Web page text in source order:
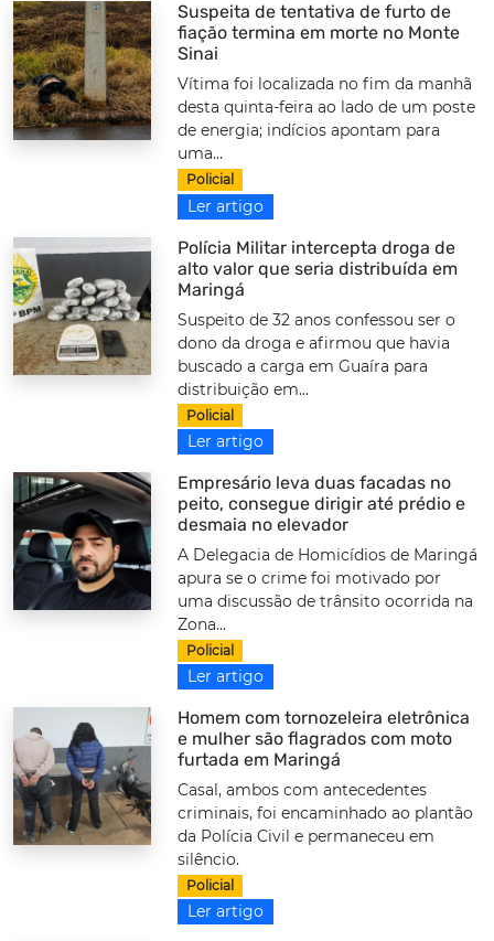
Suspeita de tentativa de furto de
fiação termina em morte no Monte
Sinai
Vítima foi localizada no fim da manhã
desta quinta-feira ao lado de um poste
de energia; indícios apontam para
uma...
Policial
Ler artigo
Polícia Militar intercepta droga de
alto valor que seria distribuída em
Maringá
Suspeito de 32 anos confessou ser o
dono da droga e afirmou que havia
buscado a carga em Guaíra para
distribuição em...
Policial
Ler artigo
Empresário leva duas facadas no
peito, consegue dirigir até prédio e
desmaia no elevador
A Delegacia de Homicídios de Maringá
apura se o crime foi motivado por
uma discussão de trânsito ocorrida na
Zona...
Policial
Ler artigo
Homem com tornozeleira eletrônica
e mulher são flagrados com moto
furtada em Maringá
Casal, ambos com antecedentes
criminais, foi encaminhado ao plantão
da Polícia Civil e permaneceu em
silêncio.
Policial
Ler artigo